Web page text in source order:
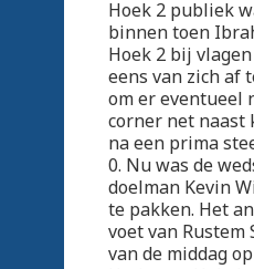
Hoek 2 publiek
binnen toen
Hoek 2 bij
eens van zich af
om er eventueel
corner net naast
na een prima
0. Nu was de
doelman Kevin
te pakken. Het
voet van
van de middag